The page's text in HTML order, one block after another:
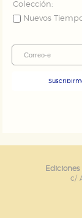
Colección:
Nuevos
Ediciones
c/